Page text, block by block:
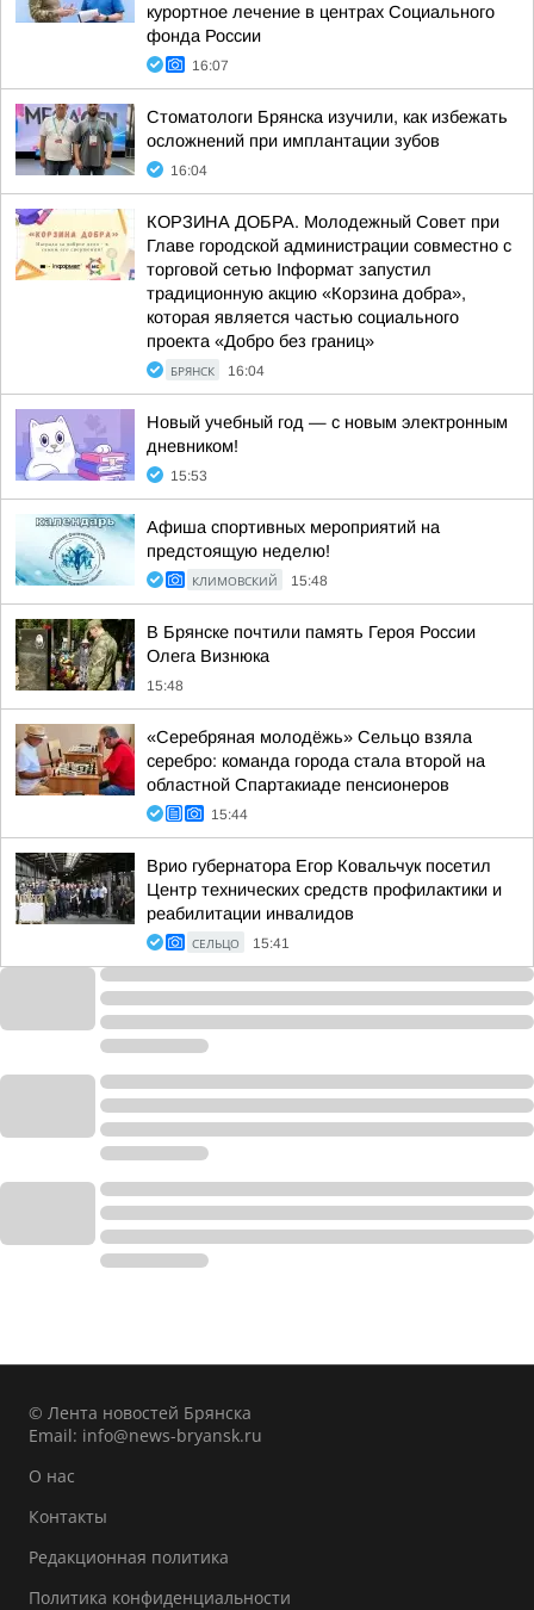
курортное лечение в центрах Социального
фонда России
16:07
Стоматологи Брянска изучили, как избежать
осложнений при имплантации зубов
16:04
КОРЗИНА ДОБРА. Молодежный Совет при
Главе городской администрации совместно с
торговой сетью Inформат запустил
традиционную акцию «Корзина добра»,
которая является частью социального
проекта «Добро без границ»
БРЯНСК 16:04
Новый учебный год — с новым электронным
дневником!
15:53
Афиша спортивных мероприятий на
предстоящую неделю!
КЛИМОВСКИЙ 15:48
В Брянске почтили память Героя России
Олега Визнюка
15:48
«Серебряная молодёжь» Сельцо взяла
серебро: команда города стала второй на
областной Спартакиаде пенсионеров
15:44
Врио губернатора Егор Ковальчук посетил
Центр технических средств профилактики и
реабилитации инвалидов
СЕЛЬЦО 15:41
© Лента новостей Брянска
Email: info@news-bryansk.ru
О нас
Контакты
Редакционная политика
Политика конфиденциальности